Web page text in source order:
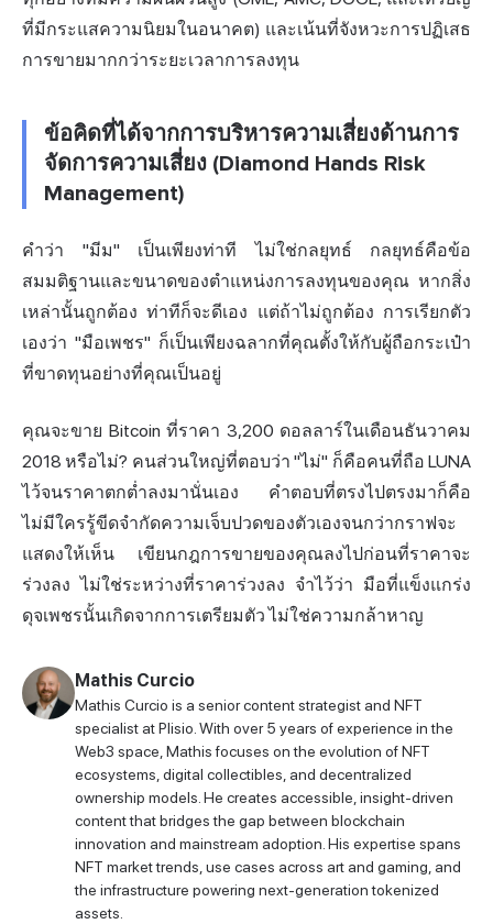
ที่มีกระแสความนิยมในอนาคต) และเน้นที่จังหวะการปฏิเสธ
การขายมากกว่าระยะเวลาการลงทุน
ข้อคิดที่ได้จากการบริหารความเสี่ยงด้านการ
จัดการความเสี่ยง (Diamond Hands Risk
Management)
คำว่า "มีม" เป็นเพียงท่าที ไม่ใช่กลยุทธ์ กลยุทธ์คือข้อ
สมมติฐานและขนาดของตำแหน่งการลงทุนของคุณ หากสิ่ง
เหล่านั้นถูกต้อง ท่าทีก็จะดีเอง แต่ถ้าไม่ถูกต้อง การเรียกตัว
เองว่า "มือเพชร" ก็เป็นเพียงฉลากที่คุณตั้งให้กับผู้ถือกระเป๋า
ที่ขาดทุนอย่างที่คุณเป็นอยู่
คุณจะขาย Bitcoin ที่ราคา 3,200 ดอลลาร์ในเดือนธันวาคม
2018 หรือไม่? คนส่วนใหญ่ที่ตอบว่า "ไม่" ก็คือคนที่ถือ LUNA
ไว้จนราคาตกต่ำลงมานั่นเอง คำตอบที่ตรงไปตรงมาก็คือ
ไม่มีใครรู้ขีดจำกัดความเจ็บปวดของตัวเองจนกว่ากราฟจะ
แสดงให้เห็น เขียนกฎการขายของคุณลงไปก่อนที่ราคาจะ
ร่วงลง ไม่ใช่ระหว่างที่ราคาร่วงลง จำไว้ว่า มือที่แข็งแกร่ง
ดุจเพชรนั้นเกิดจากการเตรียมตัว ไม่ใช่ความกล้าหาญ
Mathis Curcio
Mathis Curcio is a senior content strategist and NFT
specialist at Plisio. With over 5 years of experience in the
Web3 space, Mathis focuses on the evolution of NFT
ecosystems, digital collectibles, and decentralized
ownership models. He creates accessible, insight-driven
content that bridges the gap between blockchain
innovation and mainstream adoption. His expertise spans
NFT market trends, use cases across art and gaming, and
the infrastructure powering next-generation tokenized
assets.